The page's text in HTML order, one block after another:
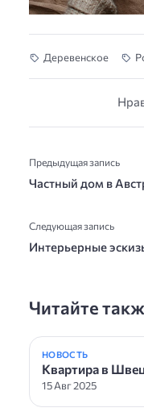
Деревенское
Предыдущая запись
Частный дом в
Следующая запись
Интерьерные
Читайте
НОВОСТЬ
Квартира в
15 Авг 2025